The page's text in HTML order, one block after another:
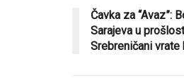
Čavka za “Avaz”:
Sarajeva u
Srebreničani vrate